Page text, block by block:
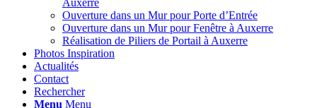
Auxerre
Ouverture dans un Mur pour Porte d’Entrée
Ouverture dans un Mur pour Fenêtre à Auxerre
Réalisation de Piliers de Portail à Auxerre
Photos Inspiration
Actualités
Contact
Rechercher
Menu Menu